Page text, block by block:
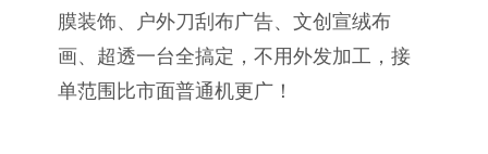
膜装饰、户外刀刮布广告、文创宣绒布
画、超透一台全搞定，不用外发加工，接
单范围比市面普通机更广！